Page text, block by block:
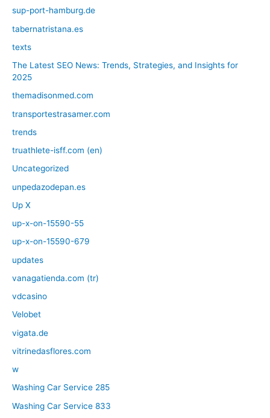
sup-port-hamburg.de
tabernatristana.es
texts
The Latest SEO News: Trends, Strategies, and Insights for
2025
themadisonmed.com
transportestrasamer.com
trends
truathlete-isff.com (en)
Uncategorized
unpedazodepan.es
Up X
up-x-on-15590-55
up-x-on-15590-679
updates
vanagatienda.com (tr)
vdcasino
Velobet
vigata.de
vitrinedasflores.com
w
Washing Car Service 285
Washing Car Service 833